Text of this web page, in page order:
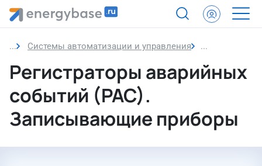
Системы автоматизации и управления Регистрация
Регистраторы аварийных
событий (РАС).
Записывающие приборы